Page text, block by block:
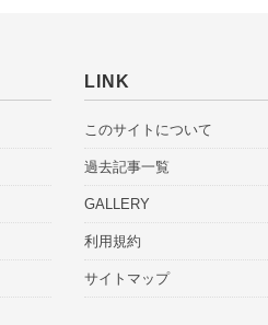
LINK
このサイトについて
過去記事一覧
GALLERY
利用規約
サイトマップ